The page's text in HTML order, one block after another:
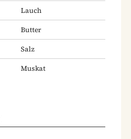
Lauch
Butter
Salz
Muskat